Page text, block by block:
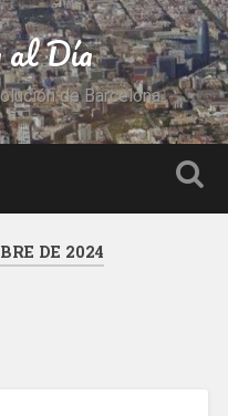
al Día
de Barcelona
DE 2024